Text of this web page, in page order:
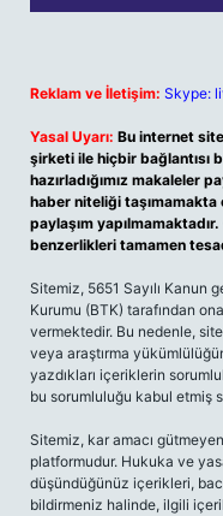
Reklam ve İletişim: Skype:
Yasal Uyarı: Bu internet
şirketi ile hiçbir bağlantısı
hazırladığımız makaleler
haber niteliği taşımamakta
paylaşım
benzerlikleri tamamen
Sitemiz, 5651 Sayılı Kanun
Kurumu (BTK) tarafından
vermektedir. Bu nedenle,
veya araştırma
yazdıkları içeriklerin
bu sorumluluğu kabul etmiş
Sitemiz, kar amacı
platformudur. Hukuka ve
düşündüğünüz içerikleri,
bildirmeniz halinde, ilgili